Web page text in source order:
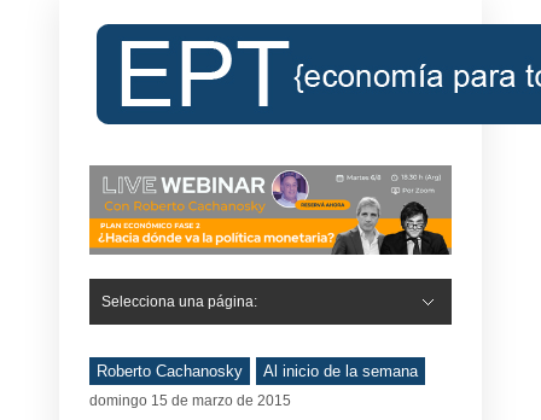
Selecciona una página:
Roberto Cachanosky Al inicio de la semana
domingo 15 de marzo de 2015